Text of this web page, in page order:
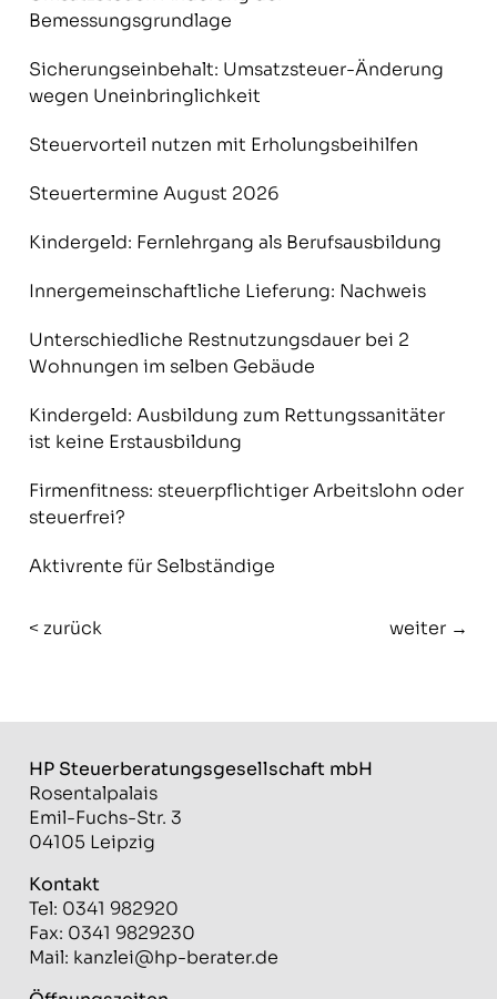
Bemessungsgrundlage
Sicherungseinbehalt: Umsatzsteuer-Änderung
wegen Uneinbringlichkeit
Steuervorteil nutzen mit Erholungsbeihilfen
Steuertermine August 2026
Kindergeld: Fernlehrgang als Berufsausbildung
Innergemeinschaftliche Lieferung: Nachweis
Unterschiedliche Restnutzungsdauer bei 2
Wohnungen im selben Gebäude
Kindergeld: Ausbildung zum Rettungssanitäter
ist keine Erstausbildung
Firmenfitness: steuerpflichtiger Arbeitslohn oder
steuerfrei?
Aktivrente für Selbständige
< zurück weiter →
HP Steuerberatungs­gesellschaft mbH
Rosentalpalais
Emil-Fuchs-Str. 3
04105 Leipzig
Kontakt
Tel: 0341 982920
Fax: 0341 9829230
Mail: kanzlei@hp-berater.de